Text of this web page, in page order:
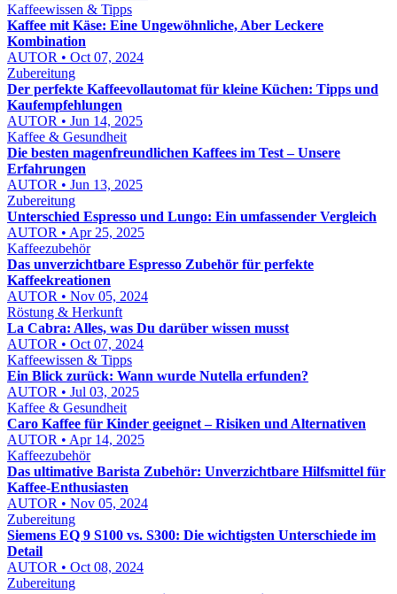
Kaffeewissen & Tipps
Kaffee mit Käse: Eine Ungewöhnliche, Aber Leckere
Kombination
AUTOR • Oct 07, 2024
Zubereitung
Der perfekte Kaffeevollautomat für kleine Küchen: Tipps und
Kaufempfehlungen
AUTOR • Jun 14, 2025
Kaffee & Gesundheit
Die besten magenfreundlichen Kaffees im Test – Unsere
Erfahrungen
AUTOR • Jun 13, 2025
Zubereitung
Unterschied Espresso und Lungo: Ein umfassender Vergleich
AUTOR • Apr 25, 2025
Kaffeezubehör
Das unverzichtbare Espresso Zubehör für perfekte
Kaffeekreationen
AUTOR • Nov 05, 2024
Röstung & Herkunft
La Cabra: Alles, was Du darüber wissen musst
AUTOR • Oct 07, 2024
Kaffeewissen & Tipps
Ein Blick zurück: Wann wurde Nutella erfunden?
AUTOR • Jul 03, 2025
Kaffee & Gesundheit
Caro Kaffee für Kinder geeignet – Risiken und Alternativen
AUTOR • Apr 14, 2025
Kaffeezubehör
Das ultimative Barista Zubehör: Unverzichtbare Hilfsmittel für
Kaffee-Enthusiasten
AUTOR • Nov 05, 2024
Zubereitung
Siemens EQ 9 S100 vs. S300: Die wichtigsten Unterschiede im
Detail
AUTOR • Oct 08, 2024
Zubereitung